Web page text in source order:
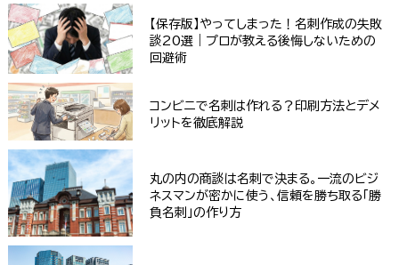
【保存版】やってしまった！名刺作成の失敗
談20選｜プロが教える後悔しないための
回避術
コンビニで名刺は作れる？印刷方法とデメ
リットを徹底解説
丸の内の商談は名刺で決まる。一流のビジ
ネスマンが密かに使う、信頼を勝ち取る「勝
負名刺」の作り方